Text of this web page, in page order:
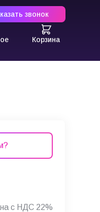
звонок
Корзина
с НДС 22%